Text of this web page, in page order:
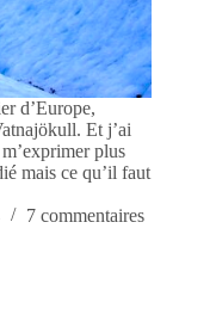
d’Europe,
Et j’ai
plus
mais ce qu’il faut
7 commentaires